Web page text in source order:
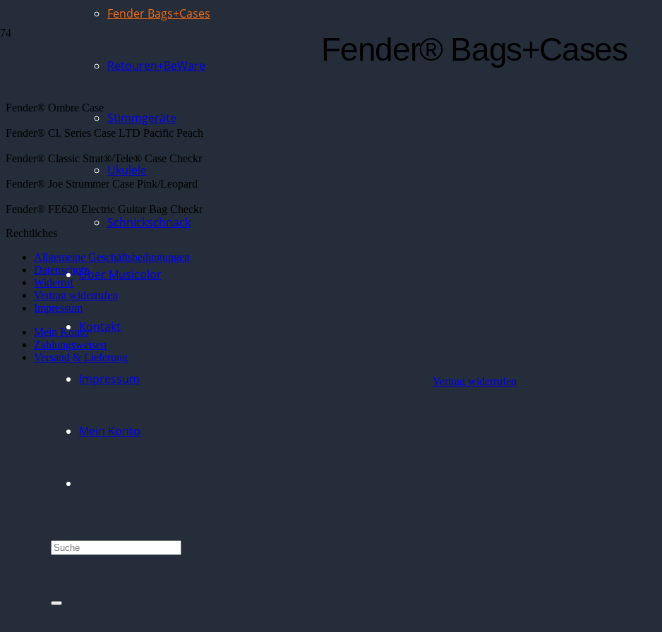
Fender Bags+Cases
Retouren+BeWare
Stimmgeräte
Ukulele
Schnickschnack
Über Musicolor
Kontakt
Impressum
Mein Konto
Fender® Bags+Cases
Fender® Ombre Case
Fender® Cl. Series Case LTD Pacific Peach
Fender® Classic Strat®/Tele® Case Checkr
Fender® Joe Strummer Case Pink/Leopard
Fender® FE620 Electric Guitar Bag Checkr
Rechtliches
Allgemeine Geschäftsbedingungen
Datenschutz
Widerruf
Vertrag widerrufen
Impressum
Mein Konto
Zahlungsweisen
Versand & Lieferung
Vertrag widerrufen